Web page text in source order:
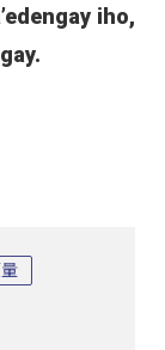
iho,